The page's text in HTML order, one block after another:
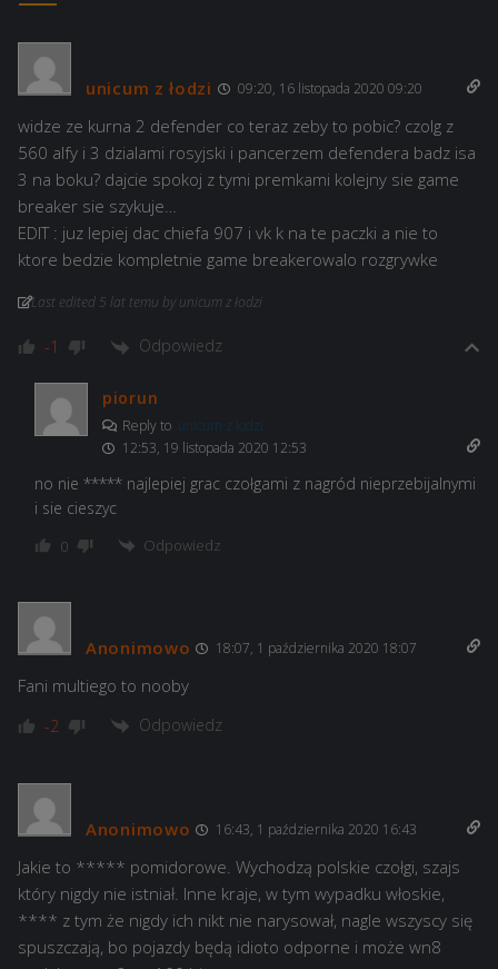
unicum z łodzi 09:20, 16 listopada 2020 09:20
widze ze kurna 2 defender co teraz zeby to pobic? czolg z
560 alfy i 3 dzialami rosyjski i pancerzem defendera badz isa
3 na boku? dajcie spokoj z tymi premkami kolejny sie game
breaker sie szykuje…
EDIT : juz lepiej dac chiefa 907 i vk k na te paczki a nie to
ktore bedzie kompletnie game breakerowalo rozgrywke
Last edited 5 lat temu by unicum z łodzi
-1 Odpowiedz
piorun
Reply to unicum z łodzi
12:53, 19 listopada 2020 12:53
no nie ***** najlepiej grac czołgami z nagród nieprzebijalnymi
i sie cieszyc
0 Odpowiedz
Anonimowo 18:07, 1 października 2020 18:07
Fani multiego to nooby
-2 Odpowiedz
Anonimowo 16:43, 1 października 2020 16:43
Jakie to ***** pomidorowe. Wychodzą polskie czołgi, szajs
który nigdy nie istniał. Inne kraje, w tym wypadku włoskie,
**** z tym że nigdy ich nikt nie narysował, nagle wszyscy się
spuszczają, bo pojazdy będą idioto odporne i może wn8